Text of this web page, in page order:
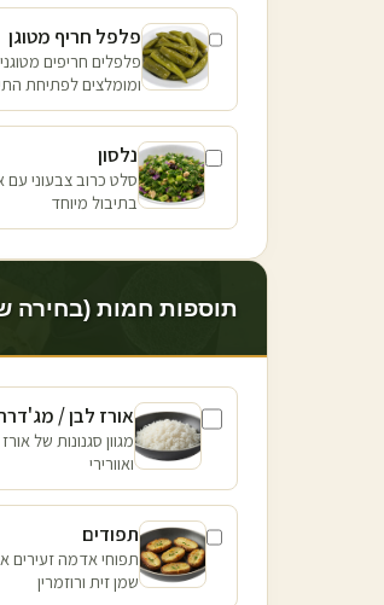
פלפל חריף מטוגן
פלפלים חריפים
ומומלצים לפתיחת
נלסון
סלט כרוב צבעוני עם
בתיבול מיוחד
תוספות חמות (בחירה
אורז לבן /
מגוון סגנונות של
ואוורירי
תפודים
תפוחי אדמה זעירים
שמן זית ורוזמרין